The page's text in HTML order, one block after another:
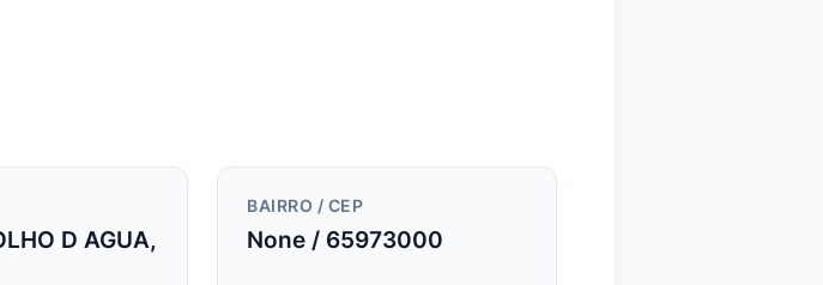
D AGUA,
BAIRRO / CEP
None / 65973000